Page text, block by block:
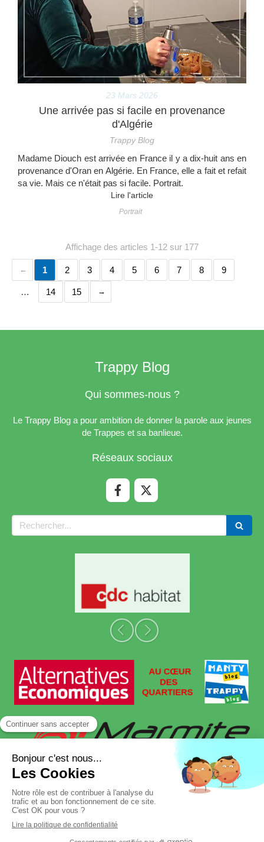
23 Mars 2026
Une arrivée pas si facile en provenance
d'Algérie
Trappy Blog
Madame Diouch est arrivée en France il y a dix-huit ans en
provenance d'Oran en Algérie. En France, elle a fait et refait
sa vie. Mais ce n'était pas si facile. Portrait.
Lire l'article
Portrait
Affichage des articles 1-12 sur 177
1 2 3 4 5 6 7 8 9
… 14 15
Trappy Blog
Qui sommes-nous ?
Le Trappy Blog a pour ambition de donner la parole aux jeunes
de Trappes et sa banlieue.
Réseaux sociaux
Rechercher
Slide précédent
Slide suivant
Mentions légales